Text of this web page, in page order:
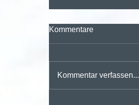
Kommentare
Kommentar verfassen...